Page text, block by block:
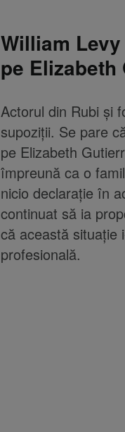
William
pe
Actorul din Rubi și
supoziții. Se pare
pe Elizabeth
împreună ca o
nicio declarație în
continuat să ia
că această situație
profesională.